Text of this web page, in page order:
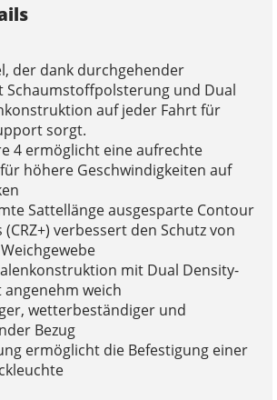
der dank durchgehender
Schaumstoffpolsterung und Dual
auf jeder Fahrt für
sorgt.
4 ermöglicht eine aufrechte
höhere Geschwindigkeiten auf
Sattellänge ausgesparte Contour
(CRZ+) verbessert den Schutz von
mit Dual Density-
weich
wetterbeständiger und
Bezug
ermöglicht die Befestigung einer